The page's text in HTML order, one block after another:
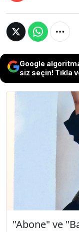
Google
siz seçin! Tıkla
"Abone" ve